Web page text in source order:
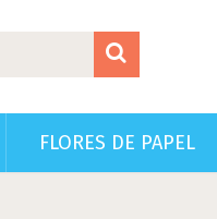
FLORES DE PAPEL